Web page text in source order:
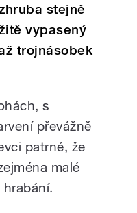
stejně
vypasený
trojnásobek
s
převážně
patrné, že
malé